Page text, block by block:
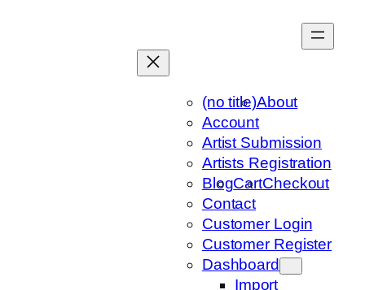
(no title)About
Account
Artist Submission
Artists Registration
BlogCartCheckout
Contact
Customer Login
Customer Register
Dashboard
Import